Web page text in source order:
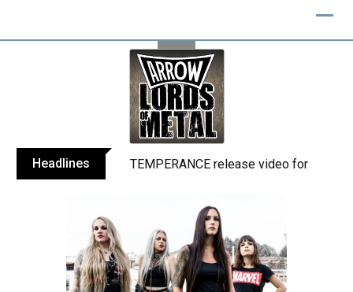
Headlines TEMPERANCE release video for